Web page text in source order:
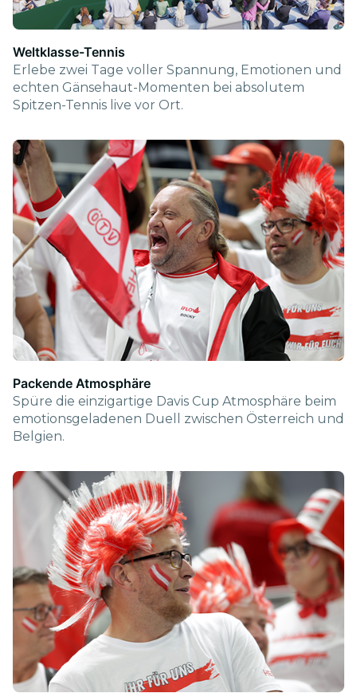
Weltklasse-Tennis
Erlebe zwei Tage voller Spannung, Emotionen und
echten Gänsehaut-Momenten bei absolutem
Spitzen-Tennis live vor Ort.
Packende Atmosphäre
Spüre die einzigartige Davis Cup Atmosphäre beim
emotionsgeladenen Duell zwischen Österreich und
Belgien.